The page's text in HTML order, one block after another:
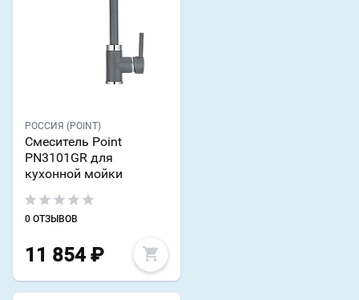
РОССИЯ (POINT)
Смеситель Point
PN3101GR для
кухонной мойки
0 ОТЗЫВОВ
11 854 ₽